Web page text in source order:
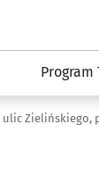
Program